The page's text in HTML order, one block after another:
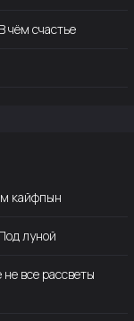
чём счастье
кайфпын
луной
все рассветы